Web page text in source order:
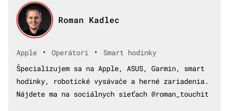
Roman Kadlec
Apple • Operátori •
Smart hodinky
Špecializujem sa na Apple, ASUS, Garmin, smart
hodinky, robotické vysávače a herné zariadenia.
Nájdete ma na sociálnych sieťach @roman_touchit